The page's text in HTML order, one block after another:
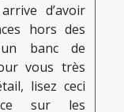
d’avoir
hors des
banc de
vous très
lisez ceci
sur les